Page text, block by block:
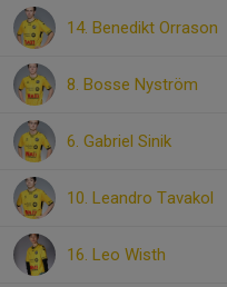
14. Benedikt Orrason
8. Bosse Nyström
6. Gabriel Sinik
10. Leandro Tavakol
16. Leo Wisth